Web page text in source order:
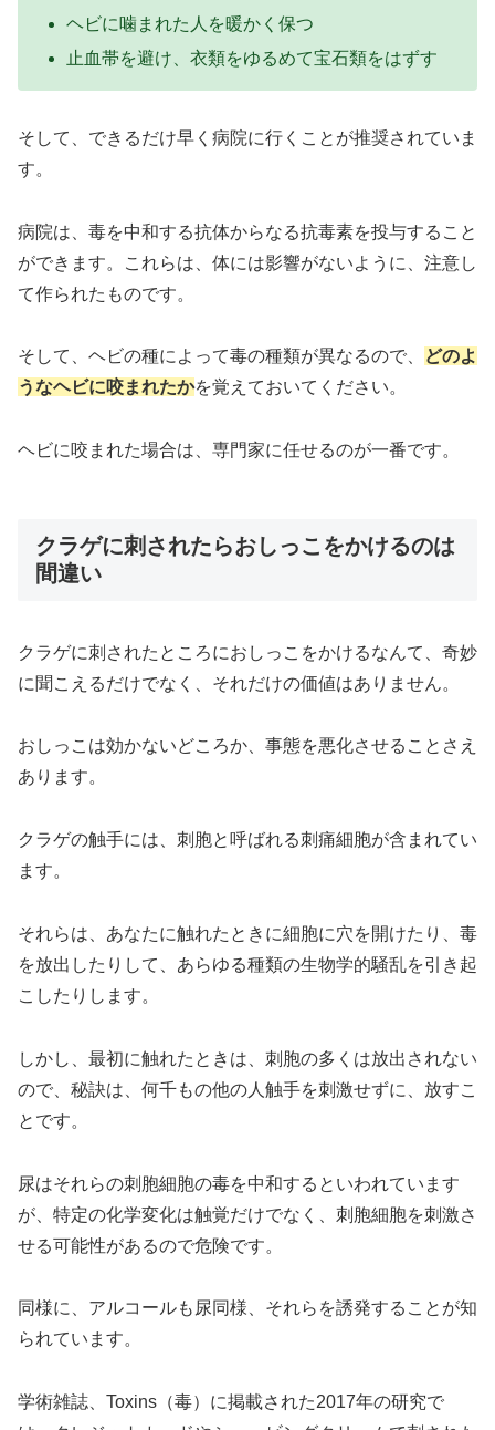
ヘビに噛まれた人を暖かく保つ
止血帯を避け、衣類をゆるめて宝石類をはずす
そして、できるだけ早く病院に行くことが推奨されていま
す。
病院は、毒を中和する抗体からなる抗毒素を投与すること
ができます。これらは、体には影響がないように、注意し
て作られたものです。
そして、ヘビの種によって毒の種類が異なるので、
どのよ
うなヘビに咬まれたかを覚えておいてください。
ヘビに咬まれた場合は、専門家に任せるのが一番です。
クラゲに刺されたらおしっこをかけるのは
間違い
クラゲに刺されたところにおしっこをかけるなんて、奇妙
に聞こえるだけでなく、それだけの価値はありません。
おしっこは効かないどころか、事態を悪化させることさえ
あります。
クラゲの触手には、刺胞と呼ばれる刺痛細胞が含まれてい
ます。
それらは、あなたに触れたときに細胞に穴を開けたり、毒
を放出したりして、あらゆる種類の生物学的騒乱を引き起
こしたりします。
しかし、最初に触れたときは、刺胞の多くは放出されない
ので、秘訣は、何千もの他の人触手を刺激せずに、放すこ
とです。
尿はそれらの刺胞細胞の毒を中和するといわれています
が、特定の化学変化は触覚だけでなく、刺胞細胞を刺激さ
せる可能性があるので危険です。
同様に、アルコールも尿同様、それらを誘発することが知
られています。
学術雑誌、Toxins（毒）に掲載された2017年の研究で